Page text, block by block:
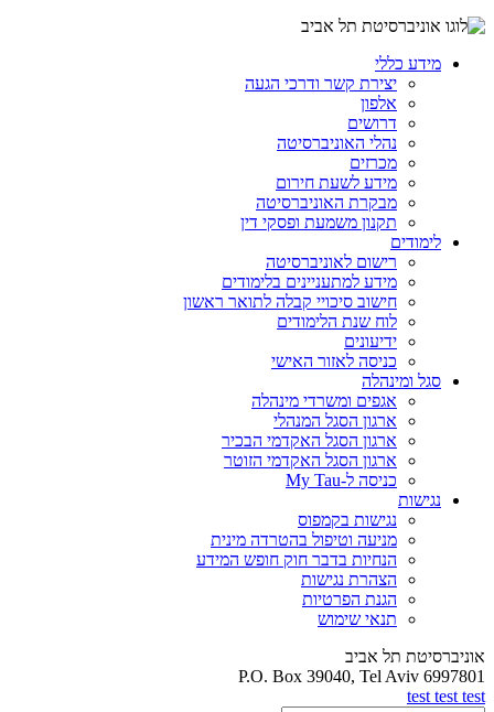
מידע כללי
יצירת קשר ודרכי הגעה
אלפון
דרושים
נהלי האוניברסיטה
מכרזים
מידע לשעת חירום
מבקרת האוניברסיטה
תקנון משמעת ופסקי דין
לימודים
רישום לאוניברסיטה
מידע למתעניינים בלימודים
חישוב סיכויי קבלה לתואר ראשון
לוח שנת הלימודים
ידיעונים
כניסה לאזור האישי
סגל ומינהלה
אגפים ומשרדי מינהלה
ארגון הסגל המנהלי
ארגון הסגל האקדמי הבכיר
ארגון הסגל האקדמי הזוטר
כניסה ל-My Tau
נגישות
נגישות בקמפוס
מניעה וטיפול בהטרדה מינית
הנחיות בדבר חוק חופש המידע
הצהרת נגישות
הגנת הפרטיות
תנאי שימוש
אוניברסיטת תל אביב
P.O. Box 39040, Tel Aviv 6997801
test test test